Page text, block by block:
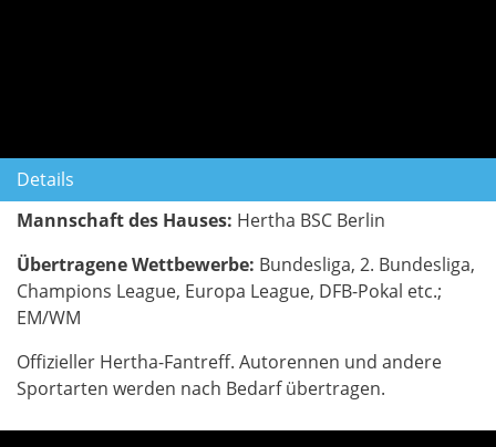
Details
Mannschaft des Hauses: Hertha BSC Berlin
Übertragene Wettbewerbe: Bundesliga, 2. Bundesliga,
Champions League, Europa League, DFB-Pokal etc.;
EM/WM
Offizieller Hertha-Fantreff. Autorennen und andere
Sportarten werden nach Bedarf übertragen.